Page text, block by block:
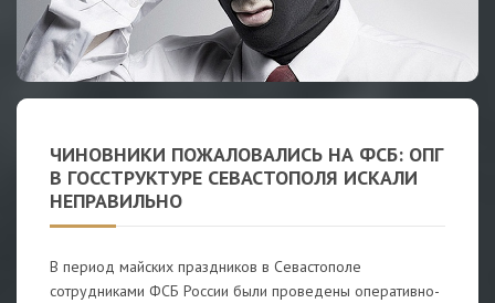
ЧИНОВНИКИ ПОЖАЛОВАЛИСЬ НА ФСБ: ОПГ
В ГОССТРУКТУРЕ СЕВАСТОПОЛЯ ИСКАЛИ
НЕПРАВИЛЬНО
В период майских праздников в Севастополе
сотрудниками ФСБ России были проведены оперативно-